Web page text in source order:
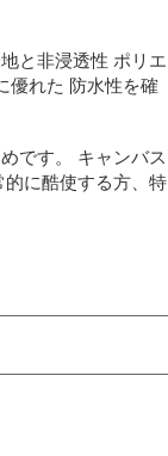
と非浸透性 ポリエ
優れた 防水性を確
です。 キャンバス
に酷使する方、特